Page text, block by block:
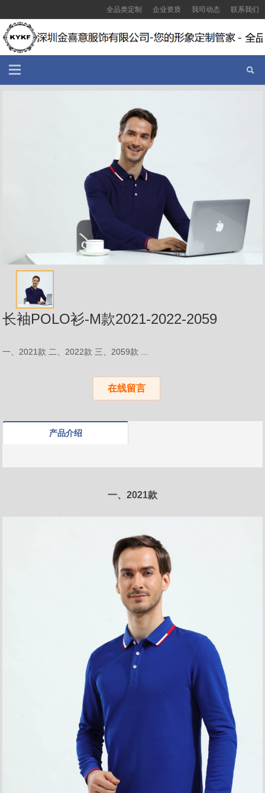
全品类定制 企业资质 我司动态 联系我们
长袖POLO衫-M款2021-2022-2059
一、2021款 二、2022款 三、2059款 ...
在线留言
产品介绍
一、2021款